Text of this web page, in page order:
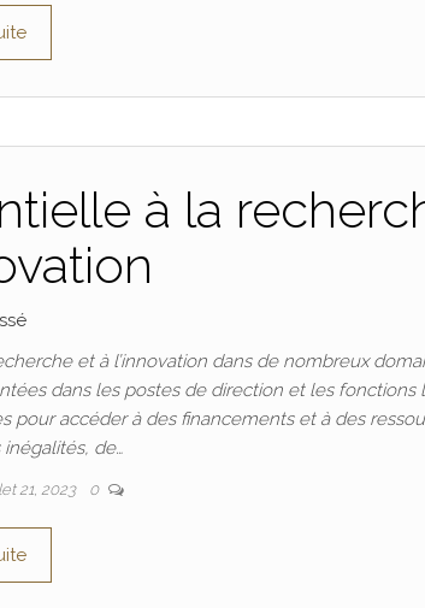
à la
et à l’innovation dans de nombreux
dans les postes de direction et les fonctions
accéder à des financements et à des
de…
21, 2023 0